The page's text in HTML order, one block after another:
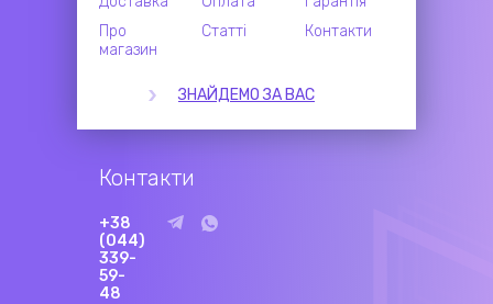
Про
магазин
Статті Контакти
ЗНАЙДЕМО ЗА ВАС
Контакти
+38
(044)
339-
59-
48